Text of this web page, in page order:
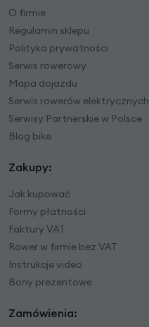
O firmie
Regulamin sklepu
Polityka prywatności
Serwis rowerowy
Mapa dojazdu
Serwis rowerów elektrycznych
Serwisy Partnerskie w Polsce
Blog bike
Zakupy:
Jak kupować
Formy płatności
Faktury VAT
Rower w firmie bez VAT
Instrukcje video
Bony prezentowe
Zamówienia: